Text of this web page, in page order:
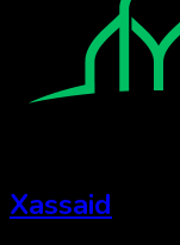
Xassaid